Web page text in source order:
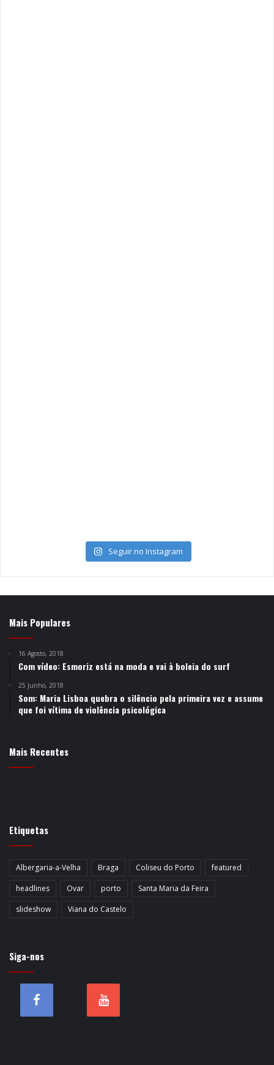
Seguir no Instagram
Mais Populares
16 Agosto, 2018
Com vídeo: Esmoriz está na moda e vai à boleia do surf
25 Junho, 2018
Som: Maria Lisboa quebra o silêncio pela primeira vez e assume
que foi vítima de violência psicológica
Mais Recentes
Etiquetas
Albergaria-a-Velha Braga Coliseu do Porto
featured
headlines
Ovar porto
Santa Maria da Feira
slideshow
Viana do Castelo
Siga-nos